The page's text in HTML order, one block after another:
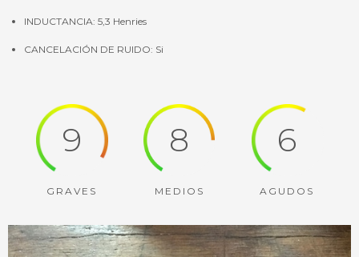
INDUCTANCIA: 5,3 Henries
CANCELACIÓN DE RUIDO: Si
9
GRAVES
8
MEDIOS
6
AGUDOS